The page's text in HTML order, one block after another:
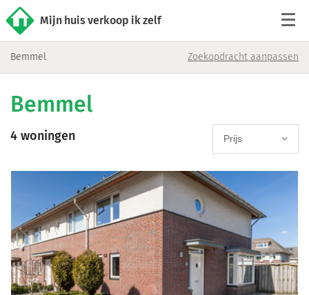
Mijn huis verkoop ik zelf
Reviews
Contact
Verkoop starten
Bemmel Zoekopdracht aanpassen
Bemmel
4 woningen Prijs